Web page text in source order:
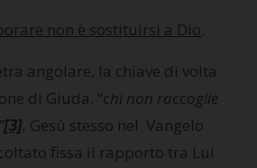
non è sostituirsi a Dio.
angolare, la chiave di volta
di Giuda. “chi non raccoglie
[3]. Gesù stesso nel Vangelo
fissa il rapporto tra Lui